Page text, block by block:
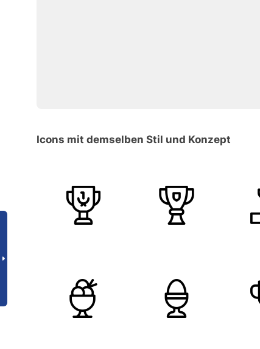
Icons mit demselben Stil und Konzept